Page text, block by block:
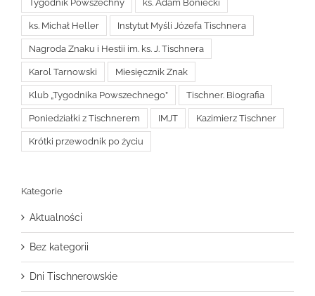
Tygodnik Powszechny ks. Adam Boniecki
ks. Michał Heller Instytut Myśli Józefa Tischnera
Nagroda Znaku i Hestii im. ks. J. Tischnera
Karol Tarnowski Miesięcznik Znak
Klub „Tygodnika Powszechnego” Tischner. Biografia
Poniedziałki z Tischnerem IMJT Kazimierz Tischner
Krótki przewodnik po życiu
Kategorie
Aktualności
Bez kategorii
Dni Tischnerowskie